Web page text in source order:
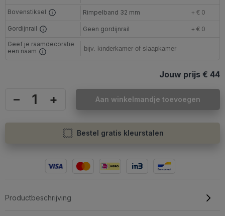
Bovenstiksel Rimpelband 32 mm + € 0
Gordijnrail Geen gordijnrail
+ € 0
Geef je raamdecoratie
een naam
Jouw prijs € 44
– + Aan winkelmandje toevoegen
Bestel gratis kleurstalen
Productbeschrijving